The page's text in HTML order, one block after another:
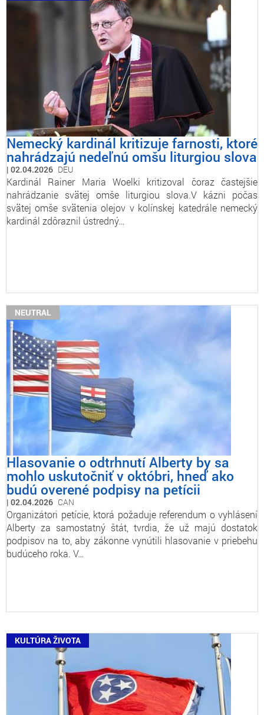
Nemecký kardinál kritizuje farnosti, ktoré
nahrádzajú nedeľnú omšu liturgiou slova
02.04.2026 DEU
Kardinál Rainer Maria Woelki kritizoval čoraz častejšie
nahrádzanie svätej omše liturgiou slova.V kázni počas
svätej omše svätenia olejov v kolínskej katedrále nemecký
kardinál zdôraznil ústredný…
NEUTRAL
Hlasovanie o odtrhnutí Alberty by sa
mohlo uskutočniť v októbri, hneď ako
budú overené podpisy na petícii
02.04.2026 CAN
Organizátori petície, ktorá požaduje referendum o vyhlásení
Alberty za samostatný štát, tvrdia, že už majú dostatok
podpisov na to, aby zákonne vynútili hlasovanie v priebehu
budúceho roka. V…
KULTÚRA ŽIVOTA